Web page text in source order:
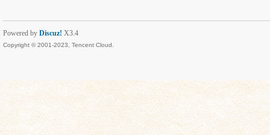
Powered by Discuz! X3.4
Copyright © 2001-2023, Tencent Cloud.